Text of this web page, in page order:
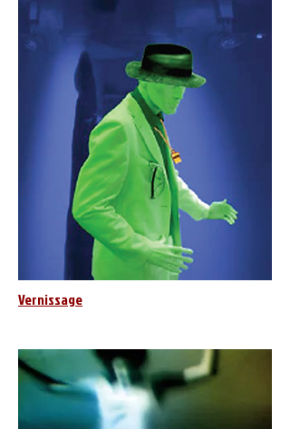
Vernissage